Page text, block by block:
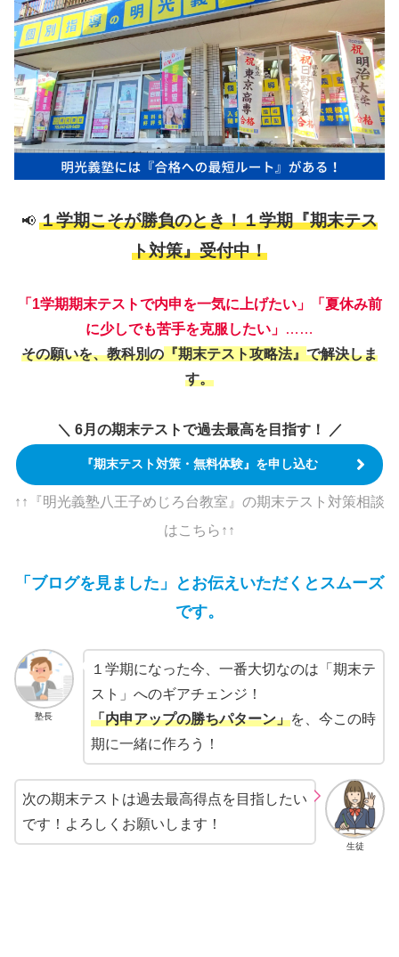
📢 １学期こそが勝負のとき！１学期『期末テス
ト対策』受付中！
「1学期期末テストで内申を一気に上げたい」「夏休み前
に少しでも苦手を克服したい」 ……
その願いを、教科別の 『期末テスト攻略法』 で解決しま
す。
＼ 6月の期末テストで過去最高を目指す！ ／
『期末テスト対策・無料体験』を申し込む
↑↑『明光義塾八王子めじろ台教室』の期末テスト対策相談
はこちら ↑↑
「ブログを見ました」とお伝えいただくとスムーズ
です。
塾長
１学期になった今、一番大切なのは「期末テ
スト」へのギアチェンジ！
「内申アップの勝ちパターン」を、今この時
期に一緒に作ろう！
生徒
次の期末テストは過去最高得点を目指したい
です！よろしくお願いします！